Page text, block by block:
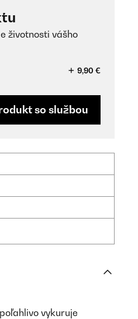
životnosti vášho
9,90 €
so službou
vykuruje